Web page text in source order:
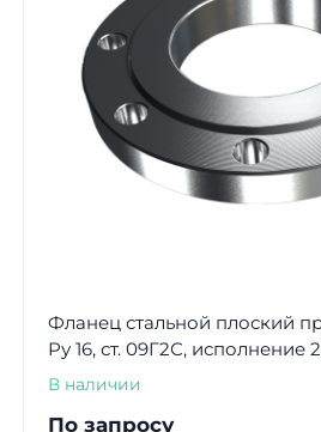
Фланец стальной плоский
Ру 16, ст. 09Г2С, исполнение
В наличии
По запросу